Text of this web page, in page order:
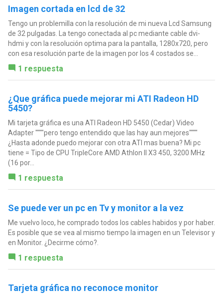
Imagen cortada en lcd de 32
Tengo un problemilla con la resolución de mi nueva Lcd Samsung
de 32 pulgadas. La tengo conectada al pc mediante cable dvi-
hdmi y con la resolución optima para la pantalla, 1280x720, pero
con esa resolución parte de la imagen por los 4 costados se...
1 respuesta
¿Que gráfica puede mejorar mi ATI Radeon HD
5450?
Mi tarjeta gráfica es una ATI Radeon HD 5450 (Cedar) Video
Adapter """"pero tengo entendido que las hay aun mejores""""
¿Hasta adonde puedo mejorar con otra ATI mas buena? Mi pc
tiene = Tipo de CPU TripleCore AMD Athlon II X3 450, 3200 MHz
(16 por...
1 respuesta
Se puede ver un pc en Tv y monitor a la vez
Me vuelvo loco, he comprado todos los cables habidos y por haber.
Es posible que se vea al mismo tiempo la imagen en un Televisor y
en Monitor. ¿Decirme cómo?.
1 respuesta
Tarjeta gráfica no reconoce monitor